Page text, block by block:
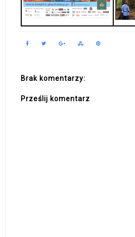
Brak komentarzy:
Prześlij komentarz